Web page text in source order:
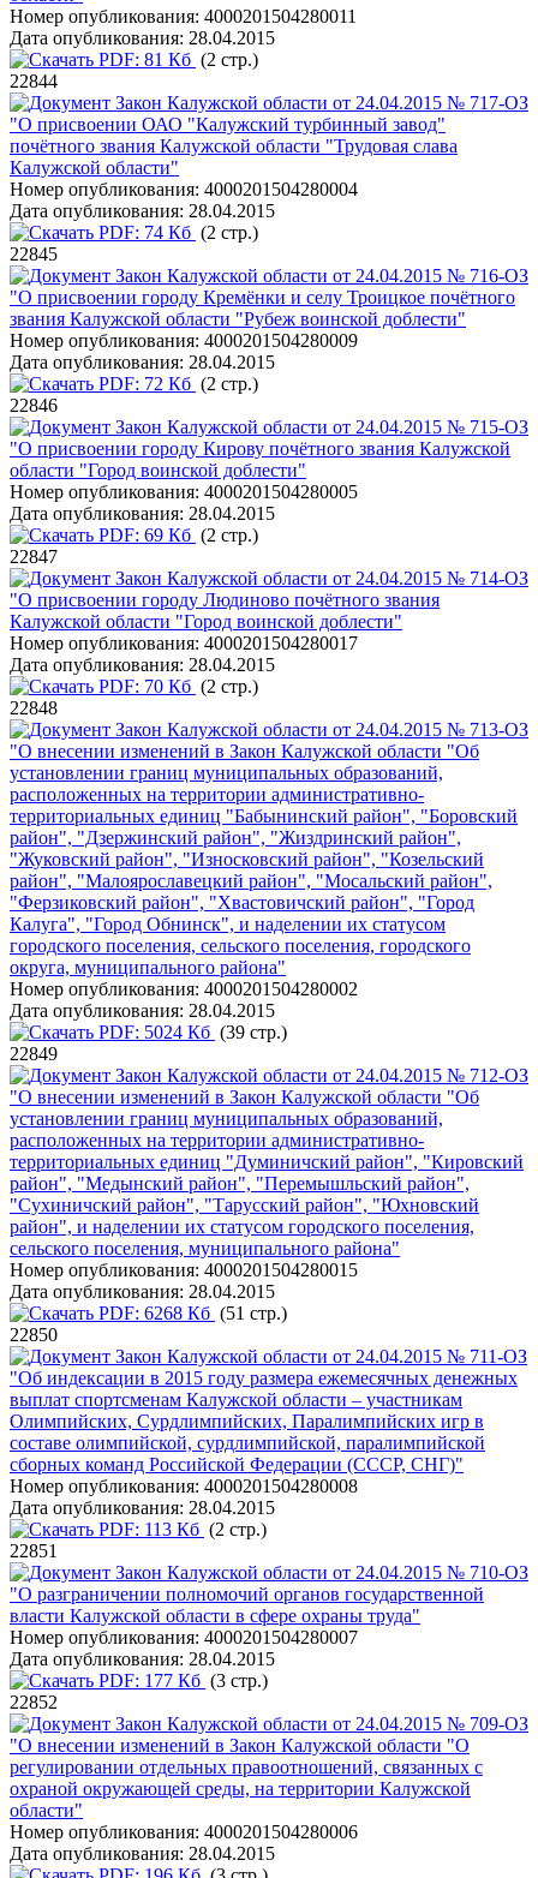
Номер опубликования: 4000201504280011
Дата опубликования: 28.04.2015
PDF: 81 Кб (2 стр.)
22844
Закон Калужской области от 24.04.2015 № 717-ОЗ
"О присвоении ОАО "Калужский турбинный завод"
почётного звания Калужской области "Трудовая слава
Калужской области"
Номер опубликования: 4000201504280004
Дата опубликования: 28.04.2015
PDF: 74 Кб (2 стр.)
22845
Закон Калужской области от 24.04.2015 № 716-ОЗ
"О присвоении городу Кремёнки и селу Троицкое почётного
звания Калужской области "Рубеж воинской доблести"
Номер опубликования: 4000201504280009
Дата опубликования: 28.04.2015
PDF: 72 Кб (2 стр.)
22846
Закон Калужской области от 24.04.2015 № 715-ОЗ
"О присвоении городу Кирову почётного звания Калужской
области "Город воинской доблести"
Номер опубликования: 4000201504280005
Дата опубликования: 28.04.2015
PDF: 69 Кб (2 стр.)
22847
Закон Калужской области от 24.04.2015 № 714-ОЗ
"О присвоении городу Людиново почётного звания
Калужской области "Город воинской доблести"
Номер опубликования: 4000201504280017
Дата опубликования: 28.04.2015
PDF: 70 Кб (2 стр.)
22848
Закон Калужской области от 24.04.2015 № 713-ОЗ
"О внесении изменений в Закон Калужской области "Об
установлении границ муниципальных образований,
расположенных на территории административно-
территориальных единиц "Бабынинский район", "Боровский
район", "Дзержинский район", "Жиздринский район",
"Жуковский район", "Износковский район", "Козельский
район", "Малоярославецкий район", "Мосальский район",
"Ферзиковский район", "Хвастовичский район", "Город
Калуга", "Город Обнинск", и наделении их статусом
городского поселения, сельского поселения, городского
округа, муниципального района"
Номер опубликования: 4000201504280002
Дата опубликования: 28.04.2015
PDF: 5024 Кб (39 стр.)
22849
Закон Калужской области от 24.04.2015 № 712-ОЗ
"О внесении изменений в Закон Калужской области "Об
установлении границ муниципальных образований,
расположенных на территории административно-
территориальных единиц "Думиничский район", "Кировский
район", "Медынский район", "Перемышльский район",
"Сухиничский район", "Тарусский район", "Юхновский
район", и наделении их статусом городского поселения,
сельского поселения, муниципального района"
Номер опубликования: 4000201504280015
Дата опубликования: 28.04.2015
PDF: 6268 Кб (51 стр.)
22850
Закон Калужской области от 24.04.2015 № 711-ОЗ
"Об индексации в 2015 году размера ежемесячных денежных
выплат спортсменам Калужской области – участникам
Олимпийских, Сурдлимпийских, Паралимпийских игр в
составе олимпийской, сурдлимпийской, паралимпийской
сборных команд Российской Федерации (СССР, СНГ)"
Номер опубликования: 4000201504280008
Дата опубликования: 28.04.2015
PDF: 113 Кб (2 стр.)
22851
Закон Калужской области от 24.04.2015 № 710-ОЗ
"О разграничении полномочий органов государственной
власти Калужской области в сфере охраны труда"
Номер опубликования: 4000201504280007
Дата опубликования: 28.04.2015
PDF: 177 Кб (3 стр.)
22852
Закон Калужской области от 24.04.2015 № 709-ОЗ
"О внесении изменений в Закон Калужской области "О
регулировании отдельных правоотношений, связанных с
охраной окружающей среды, на территории Калужской
области"
Номер опубликования: 4000201504280006
Дата опубликования: 28.04.2015